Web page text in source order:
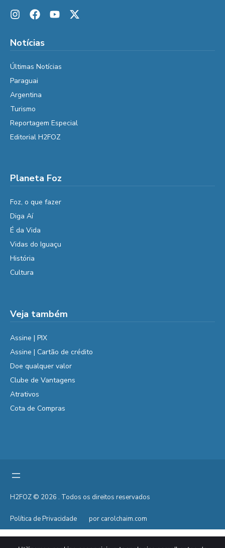
Notícias
Últimas Notícias
Paraguai
Argentina
Turismo
Reportagem Especial
Editorial H2FOZ
Planeta Foz
Foz, o que fazer
Diga Aí
É da Vida
Vidas do Iguaçu
História
Cultura
Veja também
Assine | PIX
Assine | Cartão de crédito
Doe qualquer valor
Clube de Vantagens
Atrativos
Cota de Compras
H2FOZ © 2026 . Todos os direitos reservados
Política de Privacidade por carolchaim.com